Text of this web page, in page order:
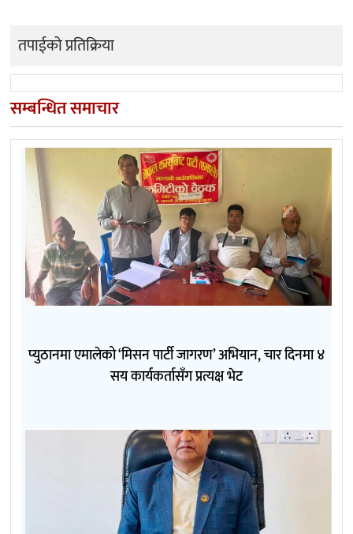
तपाईको प्रतिक्रिया
सम्बन्धित समाचार
प्युठानमा एमालेको ‘मिसन पार्टी जागरण’ अभियान, चार दिनमा ४
सय कार्यकर्तासँग प्रत्यक्ष भेट